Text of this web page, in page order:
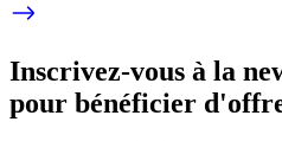
Inscrivez-vous à la
pour bénéficier